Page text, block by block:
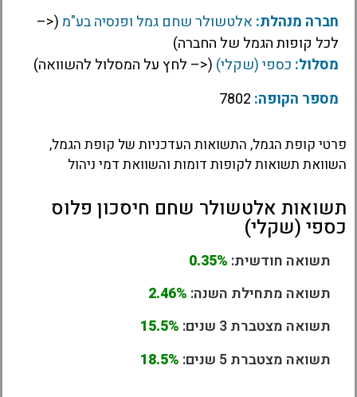
חברה מנהלת: אלטשולר שחם גמל ופנסיה בע"מ (<–
לכל קופות הגמל של החברה)
מסלול: כספי (שקלי) (<– לחץ על המסלול להשוואה)
מספר הקופה:
פרטי קופת הגמל, התשואות העדכניות של קופת הגמל,
השוואת תשואות לקופות דומות והשוואת דמי ניהול
תשואות אלטשולר שחם חיסכון פלוס
כספי (שקלי)
תשואה חודשית: 0.35%
תשואה מתחילת השנה: 2.46%
תשואה מצטברת 3 שנים:
15.5%
תשואה מצטברת 5 שנים:
18.5%